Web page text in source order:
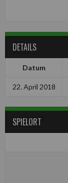
DETAILS
Datum
22. April 2018
SPIELORT